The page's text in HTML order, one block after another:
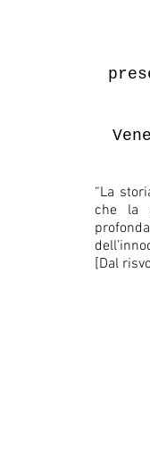
“La
che la
[Dal